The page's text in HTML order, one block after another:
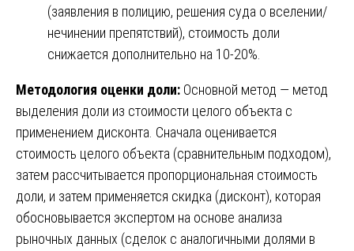
(заявления в полицию, решения суда о вселении/
нечинении препятствий), стоимость доли
снижается дополнительно на 10-20%.
Методология оценки доли: Основной метод — метод
выделения доли из стоимости целого объекта с
применением дисконта. Сначала оценивается
стоимость целого объекта (сравнительным подходом),
затем рассчитывается пропорциональная стоимость
доли, и затем применяется скидка (дисконт), которая
обосновывается экспертом на основе анализа
рыночных данных (сделок с аналогичными долями в